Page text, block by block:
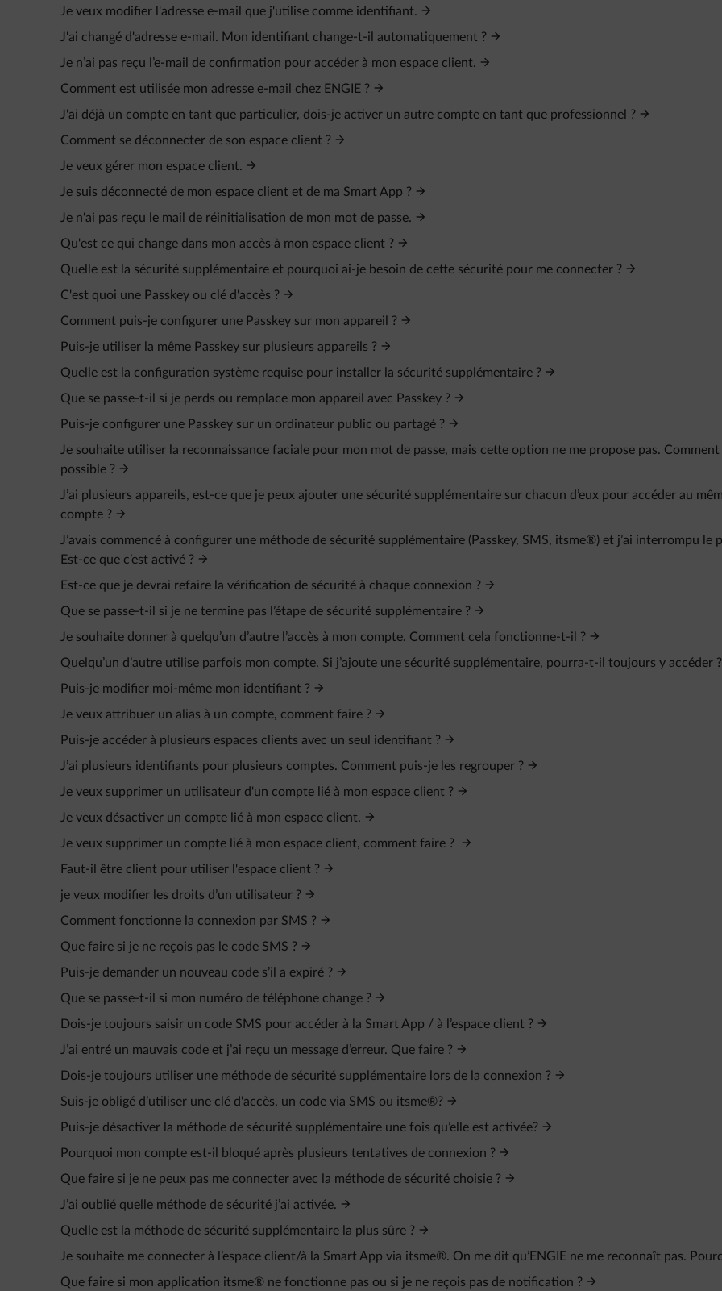
Je veux modifier l'adresse e-mail que j'utilise comme identifiant.
J'ai changé d'adresse e-mail. Mon identifiant change-t-il automatiquement ?
Je n’ai pas reçu l’e‑mail de confirmation pour accéder à mon espace client.
Comment est utilisée mon adresse e-mail chez ENGIE ?
J'ai déjà un compte en tant que particulier, dois-je activer un autre compte en tant que professionnel ?
Comment se déconnecter de son espace client ?
Je veux gérer mon espace client.
Je suis déconnecté de mon espace client et de ma Smart App ?
Je n'ai pas reçu le mail de réinitialisation de mon mot de passe.
Qu'est ce qui change dans mon accès à mon espace client ?
Quelle est la sécurité supplémentaire et pourquoi ai-je besoin de cette sécurité pour me connecter ?
C'est quoi une Passkey ou clé d'accès ?
Comment puis-je configurer une Passkey sur mon appareil ?
Puis-je utiliser la même Passkey sur plusieurs appareils ?
Quelle est la configuration système requise pour installer la sécurité supplémentaire ?
Que se passe-t-il si je perds ou remplace mon appareil avec Passkey ?
Puis-je configurer une Passkey sur un ordinateur public ou partagé ?
Je souhaite utiliser la reconnaissance faciale pour mon mot de passe, mais cette option ne me propose pas.
possible ?
J’ai plusieurs appareils, est-ce que je peux ajouter une sécurité supplémentaire sur chacun d’eux pour accéder au
compte ?
J’avais commencé à configurer une méthode de sécurité supplémentaire (Passkey, SMS, itsme®) et j’ai interrompu le
Est-ce que c’est activé ?
Est-ce que je devrai refaire la vérification de sécurité à chaque connexion ?
Que se passe-t-il si je ne termine pas l’étape de sécurité supplémentaire ?
Je souhaite donner à quelqu’un d’autre l’accès à mon compte. Comment cela fonctionne-t-il ?
Quelqu’un d’autre utilise parfois mon compte. Si j’ajoute une sécurité supplémentaire, pourra-t-il toujours y accéder ?
Puis-je modifier moi-même mon identifiant ?
Je veux attribuer un alias à un compte, comment faire ?
Puis-je accéder à plusieurs espaces clients avec un seul identifiant ?
J’ai plusieurs identifiants pour plusieurs comptes. Comment puis-je les regrouper ?
Je veux supprimer un utilisateur d'un compte lié à mon espace client ?
Je veux désactiver un compte lié à mon espace client.
Je veux supprimer un compte lié à mon espace client, comment faire ?
Faut-il être client pour utiliser l'espace client ?
je veux modifier les droits d’un utilisateur ?
Comment fonctionne la connexion par SMS ?
Que faire si je ne reçois pas le code SMS ?
Puis-je demander un nouveau code s’il a expiré ?
Que se passe-t-il si mon numéro de téléphone change ?
Dois-je toujours saisir un code SMS pour accéder à la Smart App / à l’espace client ?
J’ai entré un mauvais code et j’ai reçu un message d’erreur. Que faire ?
Dois-je toujours utiliser une méthode de sécurité supplémentaire lors de la connexion ?
Suis-je obligé d’utiliser une clé d'accès, un code via SMS ou itsme®?
Puis-je désactiver la méthode de sécurité supplémentaire une fois qu’elle est activée?
Pourquoi mon compte est-il bloqué après plusieurs tentatives de connexion ?
Que faire si je ne peux pas me connecter avec la méthode de sécurité choisie ?
J’ai oublié quelle méthode de sécurité j’ai activée.
Quelle est la méthode de sécurité supplémentaire la plus sûre ?
Je souhaite me connecter à l’espace client/à la Smart App via itsme®. On me dit qu’ENGIE ne me reconnaît pas.
Que faire si mon application itsme® ne fonctionne pas ou si je ne reçois pas de notification ?